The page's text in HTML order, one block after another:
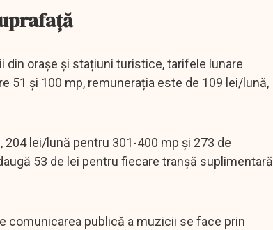
din orașe și stațiuni turistice, tarifele lunare
51 și 100 mp, remunerația este de 109 lei/lună,
lei/lună pentru 301-400 mp și 273 de
53 de lei pentru fiecare tranșă suplimentară
comunicarea publică a muzicii se face prin